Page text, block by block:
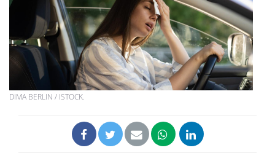
DIMA BERLIN / ISTOCK.